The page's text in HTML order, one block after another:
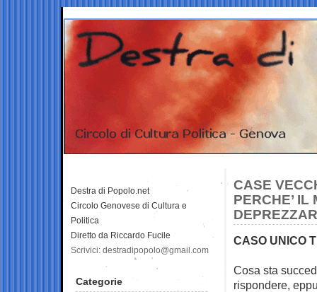
CASE
PERCHE’
CASO UNICO
Cosa sta
rispondere,
Destra di Popolo.net
Circolo Genovese di Cultura e
Politica
Diretto da Riccardo Fucile
Scrivici: destradipopolo@gmail.com
Categorie